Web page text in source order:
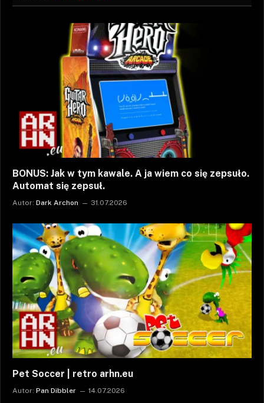
BONUS: Jak w tym kawale. A ja wiem co się zepsuło.
Automat się zepsuł.
Autor: Dark Archon 31.07.2026
Pet Soccer | retro arhn.eu
Autor: Pan Dibbler 14.07.2026